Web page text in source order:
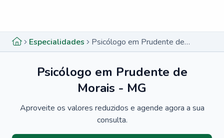
Especialidades Psicólogo em Prudente de Morais - MG
Psicólogo em Prudente de
Morais - MG
Aproveite os valores reduzidos e agende agora a sua
consulta.